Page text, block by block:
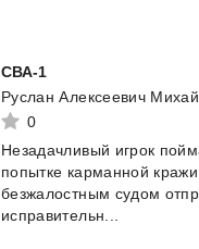
СВА-1
Руслан Алексеевич
0
Незадачливый игрок
попытке карманной
безжалостным судом
исправительн...